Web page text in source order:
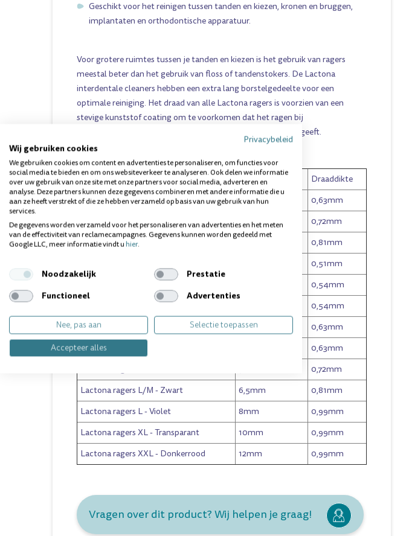
Geschikt voor het reinigen tussen tanden en kiezen, kronen en bruggen,
implantaten en orthodontische apparatuur.
Voor grotere ruimtes tussen je tanden en kiezen is het gebruik van ragers
meestal beter dan het gebruik van floss of tandenstokers. De Lactona
interdentale cleaners hebben een extra lang borstelgedeelte voor een
optimale reiniging. Het draad van alle Lactona ragers is voorzien van een
stevige kunststof coating om te voorkomen dat het ragen bij
amalgaamvullingen of gevoelige tanden een "stroomeffect" geeft.
HET ASSORTIMENT VAN DE LACTONA RAGERS
Borsteldikte
Draaddikte
Lactona Ragers Easydent A
2,5mm - 5mm
0,63mm
Lactona Ragers Easydent B
3,1mm - 8mm
0,72mm
Lactona Ragers Easydent C
0,81mm
0,51mm
0,54mm
Lactona ragers XXS-L- Geel
0,54mm
Lactona ragers XS
3,1mm
0,63mm
Lactona ragers S
0,63mm
0,72mm
Lactona ragers L/M - Zwart 6,5mm
0,81mm
Lactona ragers L- Violet 8mm
0,99mm
Lactona ragers XL- Transparant 10mm
0,99mm
Lactona ragers XXL- Donkerrood 12mm 0,99mm
Vragen over dit product? Wij helpen je graag!
Privacybeleid
Wij gebruiken cookies
We gebruiken cookies om content en advertenties te personaliseren, om functies voor
social media te bieden en om ons websiteverkeer te analyseren. Ook delen we informatie
over uw gebruik van onze site met onze partners voor social media, adverteren en
analyse. Deze partners kunnen deze gegevens combineren met andere informatie die u
aan ze heeft verstrekt of die ze hebben verzameld op basis van uw gebruik van hun
services.
De gegevens worden verzameld voor het personaliseren van advertenties en het meten
van de effectiviteit van reclamecampagnes. Gegevens kunnen worden gedeeld met
Google LLC, meer informatie vindt uhier.
Noodzakelijk
Prestatie
Functioneel
Advertenties
Nee, pas aan
Selectie toepassen
Accepteer alles